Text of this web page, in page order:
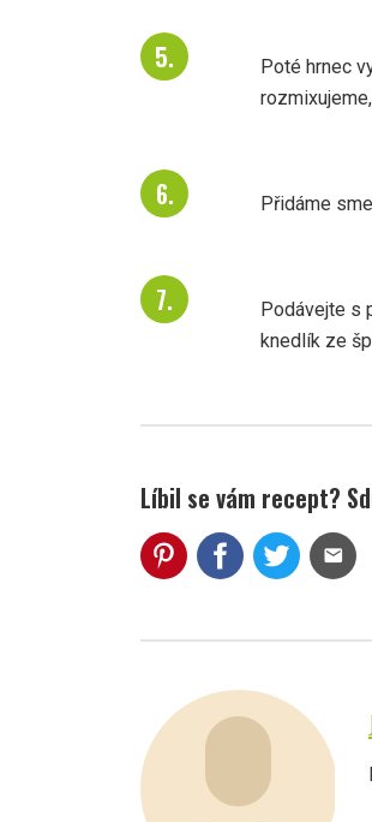
Poté hrnec
Přidáme
Podávejte s
knedlík ze
Líbil se vám recept?
mail